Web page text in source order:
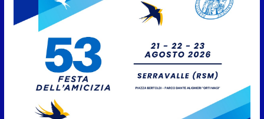
Femminile: quattro Primavera
aggregate alla Prima Squadra
San Marino. “Cena Tramonto &
Live” una serata di
divertimento, arte, buona
cucina e solidarietà, a Faetano.
Con la firma e la regia di